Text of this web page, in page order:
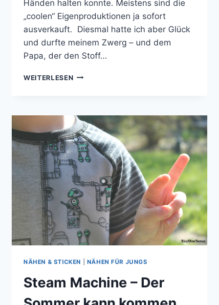
Händen halten konnte. Meistens sind die
„coolen“ Eigenproduktionen ja sofort
ausverkauft. Diesmal hatte ich aber Glück
und durfte meinem Zwerg – und dem
Papa, der den Stoff…
WEITERLESEN SHIRT
ÄRMELN
|
NÄHEN
FÜR
JUNGS
NÄHEN & STICKEN NÄHEN FÜR JUNGS
Steam Machine – Der